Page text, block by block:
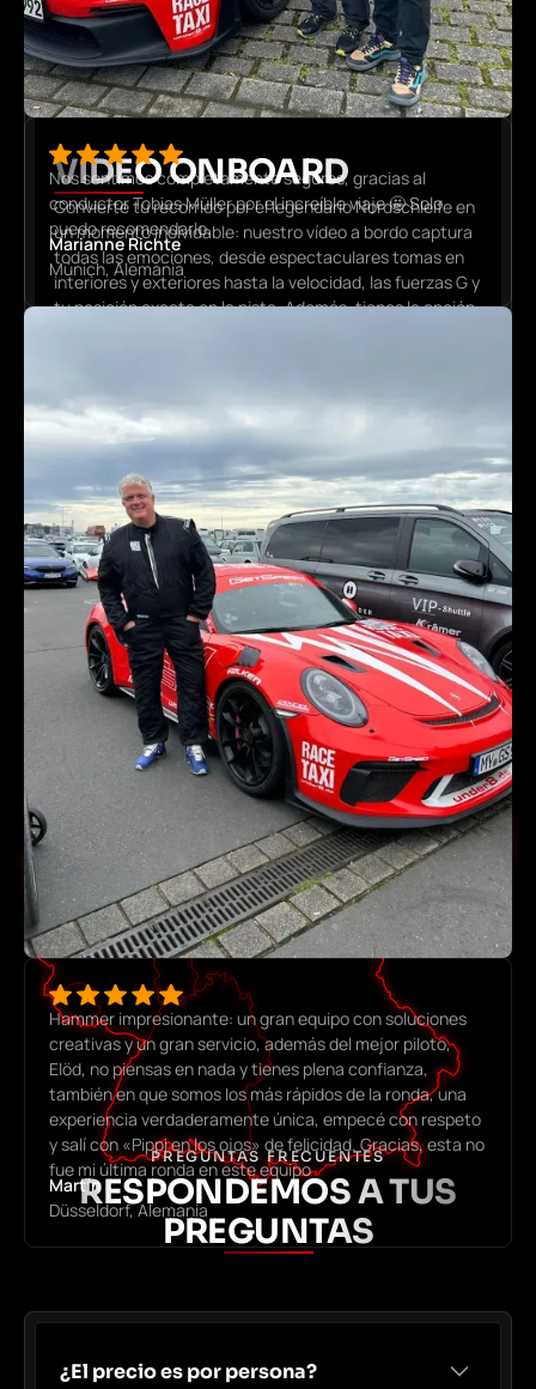
Nos sentimos completamente seguros, gracias al
conductor Tobias Müller por el increíble viaje 🤩 Solo
puedo recomendarlo.
Marianne Richte
Múnich, Alemania
Hammer impresionante: un gran equipo con soluciones
creativas y un gran servicio, además del mejor piloto,
Elöd, no piensas en nada y tienes plena confianza,
también en que somos los más rápidos de la ronda, una
experiencia verdaderamente única, empecé con respeto
y salí con «Pippi en los ojos» de felicidad. Gracias, esta no
fue mi última ronda en este equipo
Martín
Düsseldorf, Alemania
VÍDEO ONBOARD
Convierte tu recorrido por el legendario Nordschleife en
un momento inolvidable: nuestro vídeo a bordo captura
todas las emociones, desde espectaculares tomas en
interiores y exteriores hasta la velocidad, las fuerzas G y
tu posición exacta en la pista. Además, tienes la opción
Comparta la experiencia con amigos y familiares y
disfrute de la conducción de un Porsche 911 GT3 RS o un
BMW M3 Competition una y otra vez.
PREGUNTAS FRECUENTES
RESPONDEMOS A TUS
PREGUNTAS
¿El precio es por persona?